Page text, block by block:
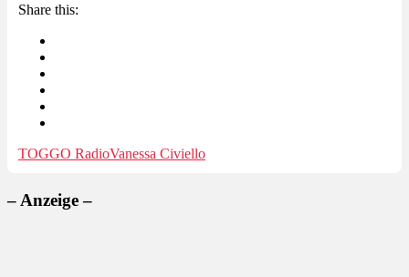
Share this:
TOGGO RadioVanessa Civiello
– Anzeige –